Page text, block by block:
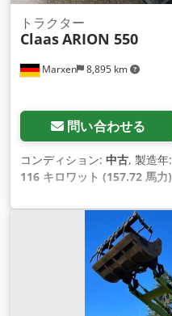
Marxen 8,895 km
トラクター
ClaasARION 550
問い合わせる
コンディション: 中古, 製造年:
116 キロワット (157.72 馬力)